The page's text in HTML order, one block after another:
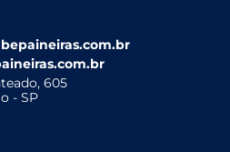
605
- SP